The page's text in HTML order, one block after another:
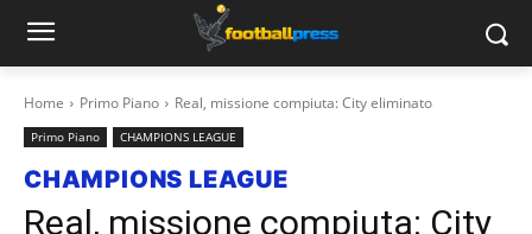
Home Primo Piano Real, missione compiuta: City eliminato
Primo Piano CHAMPIONS LEAGUE
CHAMPIONS LEAGUE
Real, missione compiuta: City